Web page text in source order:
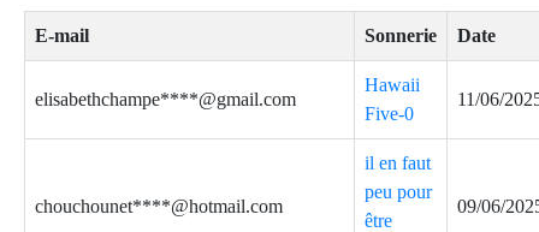
E-mail Sonnerie Date
elisabethchampe****@gmail.com
Hawaii
Five-0
11/06/
chouchounet****@hotmail.com
il en faut
peu pour
être
09/06/